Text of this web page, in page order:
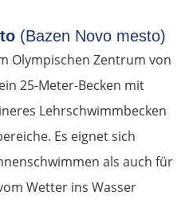
(Bazen Novo mesto)
Olympischen Zentrum von
25-Meter-Becken mit
Lehrschwimmbecken
Es eignet sich
als auch für
Wetter ins Wasser